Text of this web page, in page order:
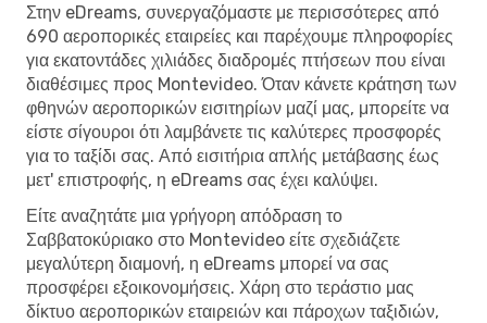
Στην eDreams, συνεργαζόμαστε με περισσότερες από
690 αεροπορικές εταιρείες και παρέχουμε πληροφορίες
για εκατοντάδες χιλιάδες διαδρομές πτήσεων που είναι
διαθέσιμες προς Montevideo. Όταν κάνετε κράτηση των
φθηνών αεροπορικών εισιτηρίων μαζί μας, μπορείτε να
είστε σίγουροι ότι λαμβάνετε τις καλύτερες προσφορές
για το ταξίδι σας. Από εισιτήρια απλής μετάβασης έως
μετ' επιστροφής, η eDreams σας έχει καλύψει.
Είτε αναζητάτε μια γρήγορη απόδραση το
Σαββατοκύριακο στο Montevideo είτε σχεδιάζετε
μεγαλύτερη διαμονή, η eDreams μπορεί να σας
προσφέρει εξοικονομήσεις. Χάρη στο τεράστιο μας
δίκτυο αεροπορικών εταιρειών και πάροχων ταξιδιών,